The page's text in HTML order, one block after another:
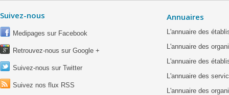
Suivez-nous
Medipages sur Facebook
Retrouvez-nous sur Google +
Suivez-nous sur Twitter
Suivez nos flux RSS
Annuaires
L'annuaire des
L'annuaire des
L'annuaire des
L'annuaire des
L'annuaire des